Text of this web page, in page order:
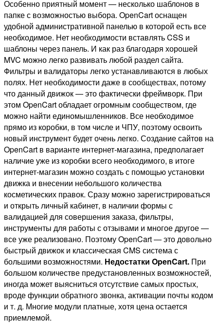
Особенно приятный момент — несколько шаблонов в
папке с возможностью выбора. OpenCart оснащен
удобной административной панелью в которой есть все
необходимое. Нет необходимости вставлять CSS и
шаблоны через панель. И как раз благодаря хорошей
MVC можно легко развивать любой раздел сайта.
Фильтры и валидаторы легко устанавливаются в любых
полях. Нет необходимости даже в сообществах, потому
что данный движок — это фактически фреймворк. При
этом OpenCart обладает огромным сообществом, где
можно найти единомышленников. Все необходимое
прямо из коробки, в том числе и ЧПУ, поэтому освоить
новый инструмент будет очень легко. Создание сайтов на
OpenCart в варианте интернет-магазина, предполагает
наличие уже из коробки всего необходимого, в итоге
интернет-магазин можно создать с помощью установки
движка и внесении небольшого количества
косметических правок. Сразу можно зарегистрироваться
и открыть личный кабинет, в наличии формы с
валидацией для совершения заказа, фильтры,
инструменты для работы с отзывами и многое другое —
все уже реализовано. Поэтому OpenCart — это довольно
быстрый движок и классическая CMS система с
большими возможностями. Недостатки OpenCart. При
большом количестве предустановленных возможностей,
иногда может выясниться отсутствие самых простых,
вроде функции обратного звонка, активации почты кодом
и т. д. Многие модули платные, хотя цена остается
приемлемой.